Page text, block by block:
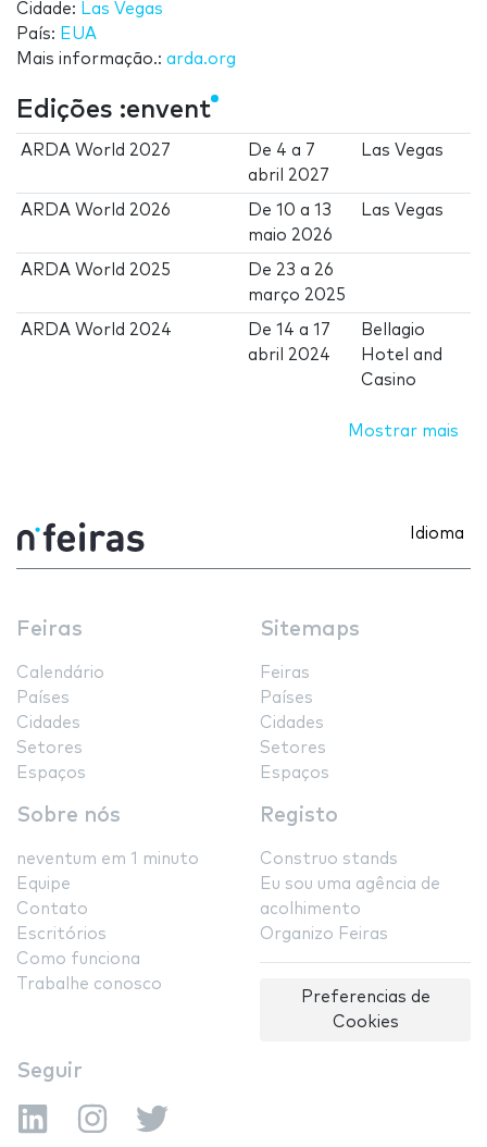
Cidade: Las Vegas
País: EUA
Mais informação.: arda.org
Edições :envent
ARDA World 2027 De 4 a 7
abril 2027
Las Vegas
ARDA World 2026 De10 a13
maio 2026
Las Vegas
ARDA World 2025 De 23 a 26
março 2025
ARDA World 2024 De14 a17
abril 2024
Bellagio
Hotel and
Casino
Mostrar mais
Idioma
Feiras
Calendário
Países
Cidades
Setores
Espaços
Sitemaps
Feiras
Países
Cidades
Setores
Espaços
Sobre nós
neventum em 1 minuto
Equipe
Contato
Escritórios
Como funciona
Trabalhe conosco
Registo
Construo stands
Eu sou uma agência de
acolhimento
Organizo Feiras
Preferencias de
Cookies
Seguir